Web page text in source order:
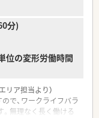
に合わせられます。
であり、お互いに助け
務に取り組みます。
分)
位の変形労働時間
リア担当より）
で、ワークライフバラ
無理なく長く働ける